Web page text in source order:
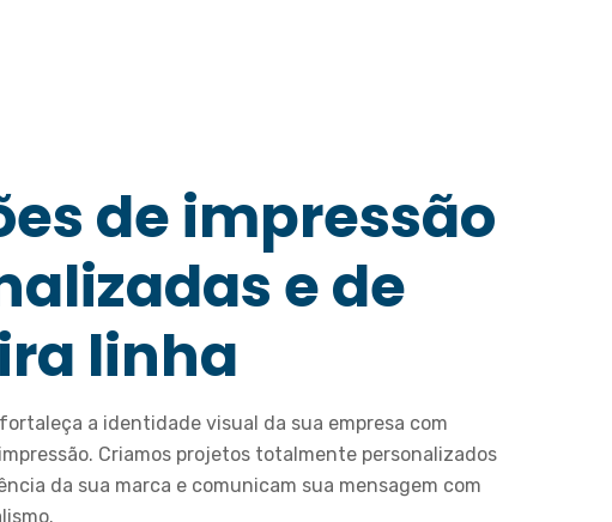
de impressão
e de
linha
a identidade visual da sua empresa com
Criamos projetos totalmente personalizados
da sua marca e comunicam sua mensagem com